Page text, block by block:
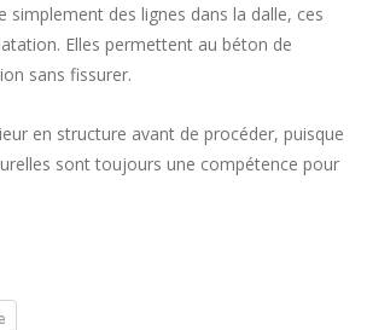
simplement des lignes dans la dalle, ces
Elles permettent au béton de
sans fissurer.
en structure avant de procéder, puisque
sont toujours une compétence pour